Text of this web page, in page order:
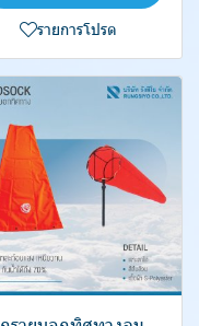
รายการโปรด